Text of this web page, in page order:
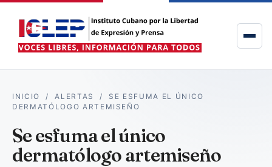
INICIO /ALERTAS / SE ESFUMA EL ÚNICO
DERMATÓLOGO ARTEMISEÑO
Se esfuma el único
dermatólogo artemiseño